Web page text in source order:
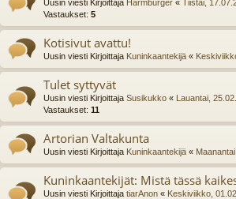
Uusin viesti Kirjoittaja Harmburger « Tiistai,
Vastaukset: 5
Kotisivut avattu!
Uusin viesti Kirjoittaja Kuninkaantekijä «
Tulet syttyvät
Uusin viesti Kirjoittaja Susikukko « Lauantai,
Vastaukset: 11
Artorian Valtakunta
Uusin viesti Kirjoittaja Kuninkaantekijä «
Kuninkaantekijät: Mistä tässä
Uusin viesti Kirjoittaja tiarAnon « Keskiviikko,